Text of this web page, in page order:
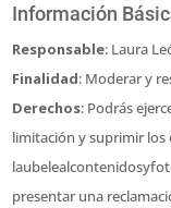
Información
Responsable: Laura
Finalidad: Moderar y
Derechos: Podrás
limitación y suprimir los
presentar una